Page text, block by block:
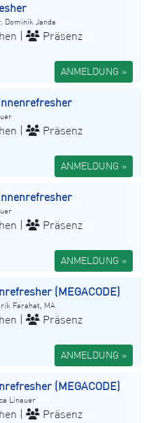
Dominik Janda
|
Präsenz
ANMELDUNG »
|
Präsenz
ANMELDUNG »
|
Präsenz
ANMELDUNG »
(MEGACODE)
Farahat, MA
|
Präsenz
ANMELDUNG »
(MEGACODE)
Linauer
|
Präsenz